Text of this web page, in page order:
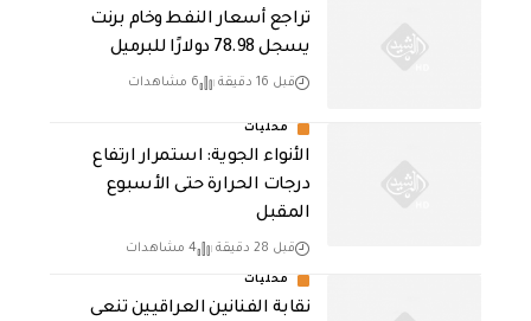
تراجع أسعار النفط وخام برنت
يسجل 78.98 دولارًا للبرميل
قبل 16 دقيقة 6 مشاهدات
محليات
الأنواء الجوية: استمرار ارتفاع
درجات الحرارة حتى الأسبوع
المقبل
قبل 28 دقيقة 4 مشاهدات
محليات
نقابة الفنانين العراقيين تنعى